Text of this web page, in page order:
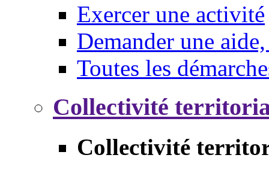
Exercer une activité
Demander une
Toutes les
Collectivité
Collectivité